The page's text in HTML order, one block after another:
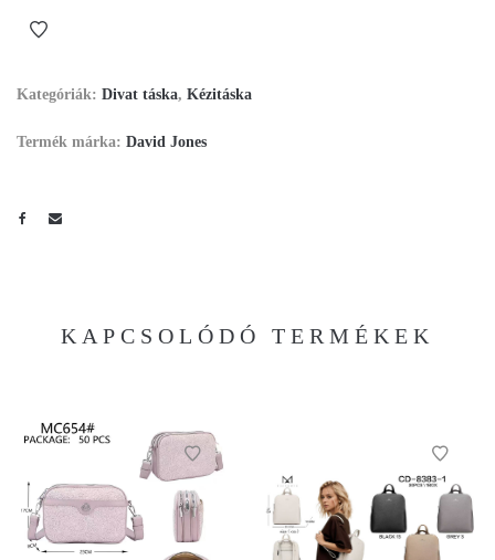
Kategóriák: Divat táska, Kézitáska
Termék márka: David Jones
KAPCSOLÓDÓ TERMÉKEK